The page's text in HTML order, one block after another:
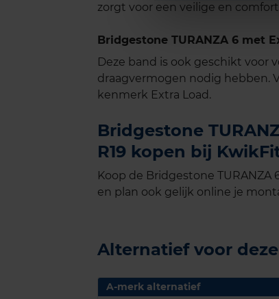
zorgt voor een veilige en
Bridgestone TURANZA 6 met
Deze band is ook geschikt
draagvermogen nodig hebben.
kenmerk Extra Load.
Bridgestone
R19 kopen bij
Koop de Bridgestone TURANZA
en plan ook gelijk online je
Alternatief voor
A-merk alternatief